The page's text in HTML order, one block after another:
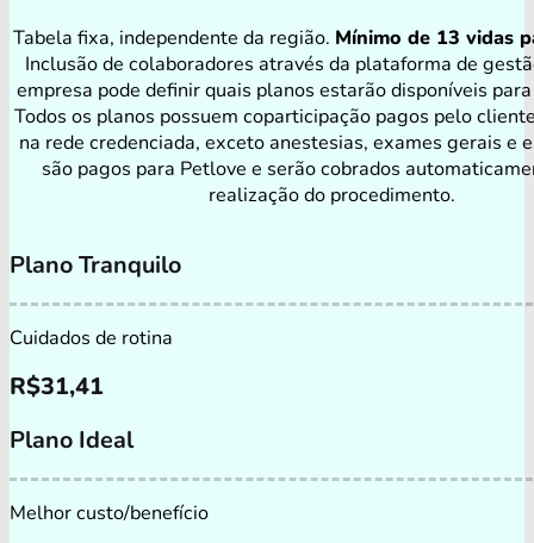
Tabela fixa, independente da região. Mínimo de 13 vidas
Inclusão de colaboradores através da plataforma de
empresa pode definir quais planos estarão disponíveis
Todos os planos possuem coparticipação pagos pelo
na rede credenciada, exceto anestesias, exames gerais e
são pagos para Petlove e serão cobrados
realização do procedimento.
Plano Tranquilo
Cuidados de rotina
R$31,41
Plano Ideal
Melhor custo/benefício